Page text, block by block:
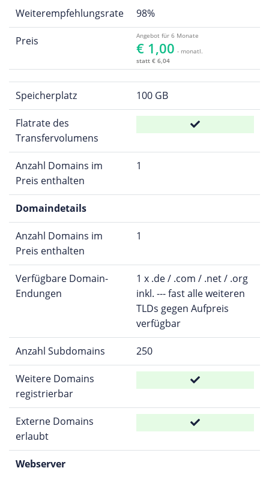
Weiterempfehlungsrate 98%
Preis Angebot für 6 Monate
€ 1,00 - monatl.
statt € 6,04
Speicherplatz 100 GB
Flatrate des
Transfervolumens
Anzahl Domains im
Preis enthalten
1
Domaindetails
Anzahl Domains im
Preis enthalten
1
Verfügbare Domain-
Endungen
1 x .de / .com / .net / .org
inkl. --- fast alle weiteren
TLDs gegen Aufpreis
verfügbar
Anzahl Subdomains 250
Weitere Domains
registrierbar
Externe Domains
erlaubt
Webserver